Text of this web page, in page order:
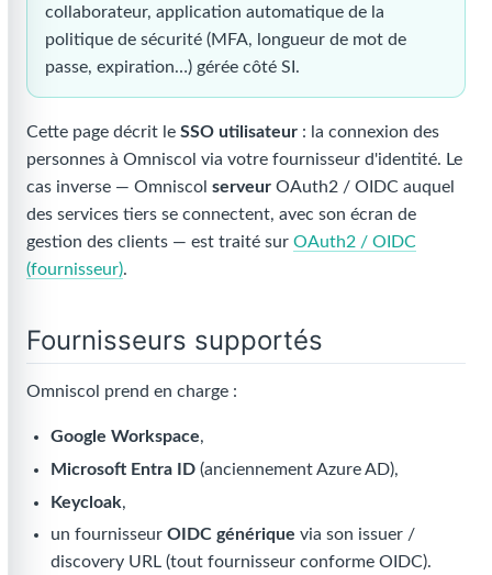
collaborateur, application automatique de la
politique de sécurité (MFA, longueur de mot de
passe, expiration…) gérée côté SI.
Cette page décrit le SSO utilisateur : la connexion des
personnes à Omniscol via votre fournisseur d'identité. Le
cas inverse — Omniscol serveur OAuth2 / OIDC auquel
des services tiers se connectent, avec son écran de
gestion des clients — est traité sur OAuth2 / OIDC
(fournisseur).
Fournisseurs supportés
Omniscol prend en charge :
Google Workspace,
Microsoft Entra ID (anciennement Azure AD),
Keycloak,
un fournisseurOIDC générique via son issuer /
discovery URL (tout fournisseur conforme OIDC).